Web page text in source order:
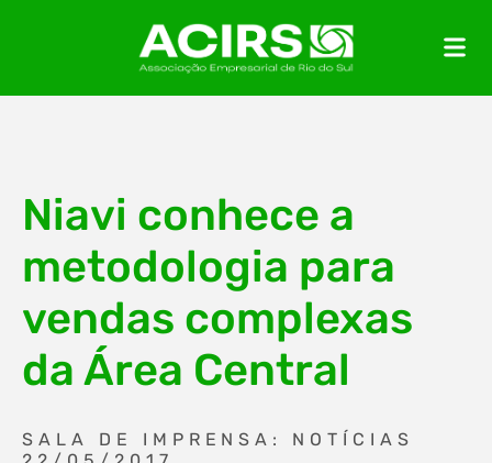
Niavi conhece a
metodologia para
vendas complexas
da Área Central
SALA DE IMPRENSA: NOTÍCIAS